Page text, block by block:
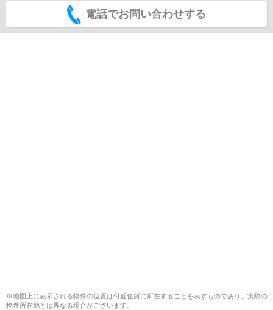
電話でお問い合わせする
※地図上に表示される物件の位置は付近住所に所在することを表すものであり、実際の
物件所在地とは異なる場合がございます。